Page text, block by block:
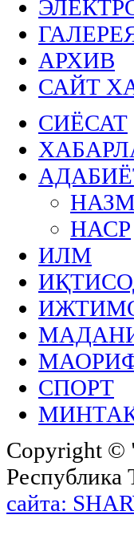
АРХИВ
САЙТ
СИЁСАТ
НАЗМ
НАСР
ИЛМ
СПОРТ
Copyright ©
Республика
сайта: